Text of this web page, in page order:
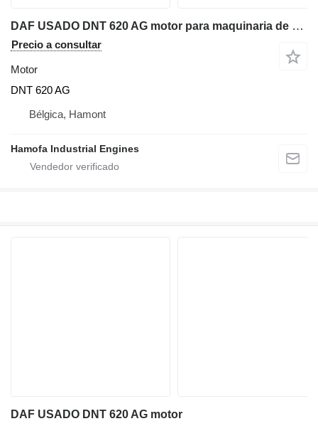
DAF USADO DNT 620 AG motor para maquinaria de construcción
Precio a consultar
Motor
DNT 620 AG
Bélgica, Hamont
Hamofa Industrial Engines
DAF USADO DNT 620 AG motor